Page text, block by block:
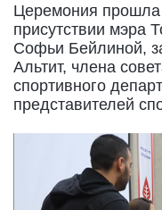
Церемония
присутствии мэра
Софьи Бейлиной,
Альтит, члена
спортивного
представителей